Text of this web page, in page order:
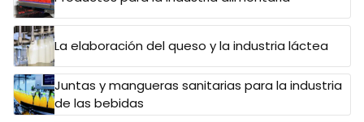
La elaboración del queso y la industria láctea
Juntas y mangueras sanitarias para la industria
de las bebidas